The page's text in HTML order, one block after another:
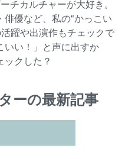
チカルチャーが大好き。
優など、私の“かっこい
躍や出演作もチェックで
いい！」と声に出すか
ックした？
ーの最新記事